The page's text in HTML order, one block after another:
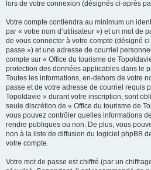
lors de votre connexion (désignés ci-après
Votre compte contiendra au minimum un
par « votre nom d’utilisateur ») et un mot de
de vous connecter à votre compte (désigné
passe ») et une adresse de courriel
compte sur « Office du tourisme de
protection des données applicables dans le
Toutes les informations, en-dehors de votre
passe et de votre adresse de courriel requis
Topoldavie » durant votre inscription, sont
seule discrétion de « Office du tourisme de
vous pouvez contrôler quelles informations
rendre publiques ou non. De plus, vous
non à la liste de diffusion du logiciel phpBB
votre compte.
Votre mot de passe est chiffré (par un